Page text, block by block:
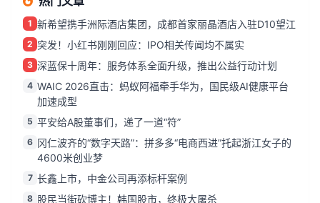
1 新希望携手洲际酒店集团，成都首家丽晶酒店入驻D10望江
2 突发！小红书刚刚回应：IPO相关传闻均不属实
3 深蓝保十周年：服务体系全面升级，推出公益行动计划
4 WAIC 2026直击：蚂蚁阿福牵手华为，国民级AI健康平台
加速成型
5 平安给A股董事们，递了一道“符”
6 冈仁波齐的“数字天路”：拼多多“电商西进”托起浙江女子的
4600米创业梦
7 长鑫上市，中金公司再添标杆案例
8 股民当街砍博主！韩国股市，终极大屠杀